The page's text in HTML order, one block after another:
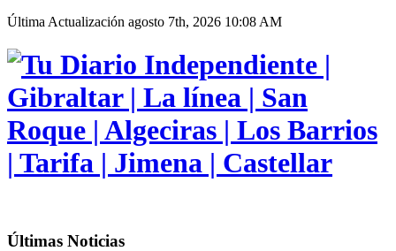
Última Actualización agosto 7th, 2026 10:08 AM
Últimas Noticias